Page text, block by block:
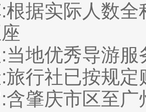
根据实际人数
当地优秀导游
旅行社已按规
含肇庆市区至广